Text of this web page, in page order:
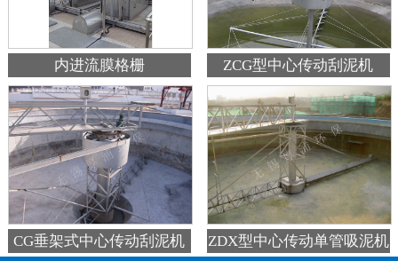
内进流膜格栅 ZCG型中心传动刮泥机
CG垂架式中心传动刮泥机 ZDX型中心传动单管吸泥机